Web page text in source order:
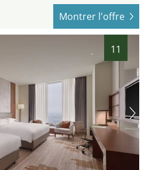
Montrer l'offre
11